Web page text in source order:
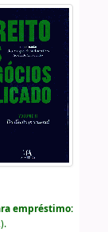
empréstimo: